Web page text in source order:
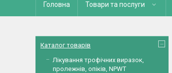
Головна Товари та послуги
Каталог товарів
Лікування трофічних виразок,
пролежнів, опіків, NPWT